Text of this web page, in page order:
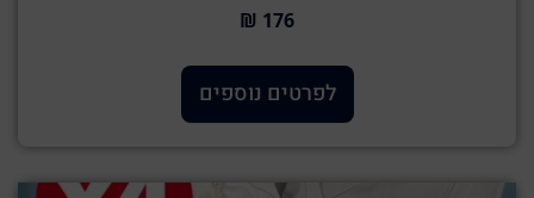
176 ₪
לפרטים נוספים